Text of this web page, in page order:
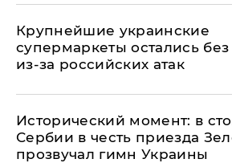
Крупнейшие украинские
супермаркеты остались
из-за российских атак
Исторический момент: в
Сербии в честь приезда
прозвучал гимн Украины